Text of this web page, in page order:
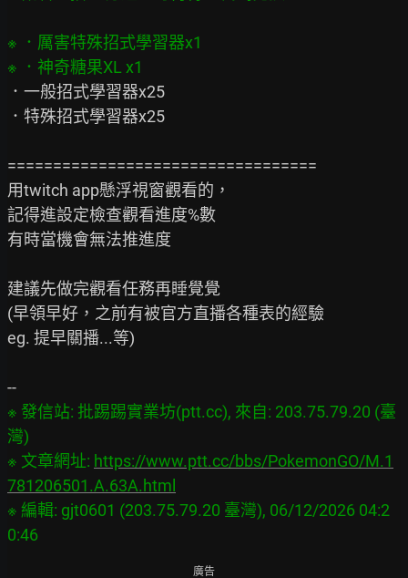
※ ．厲害特殊招式學習器x1
．一般招式學習器x25
．特殊招式學習器x25
==================================
用twitch app懸浮視窗觀看的，
記得進設定檢查觀看進度%數
有時當機會無法推進度
建議先做完觀看任務再睡覺覺
(早領早好，之前有被官方直播各種表的經驗
eg. 提早關播...等)
※ 發信站: 批踢踢實業坊(ptt.cc), 來自: 203.75.79.20 (臺
灣)
※ 文章網址: https://www.ptt.cc/bbs/PokemonGO/M.1
781206501.A.63A.html
※ 編輯: gjt0601 (203.75.79.20 臺灣), 06/12/2026 04:2
廣告